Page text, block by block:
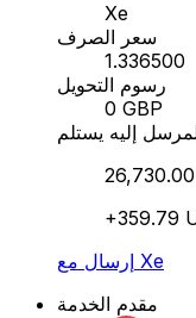
Xe
سعر الصرف
1.336500
رسوم التحويل
0 GBP
إليه يستلم
+359.79
إرسال مع Xe
مقدم الخدمة